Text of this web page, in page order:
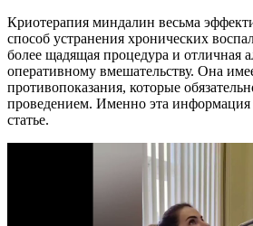
Криотерапия миндалин весьма
способ устранения хронических
более щадящая процедура и отличная
оперативному вмешательству. Она
противопоказания, которые
проведением. Именно эта
статье.